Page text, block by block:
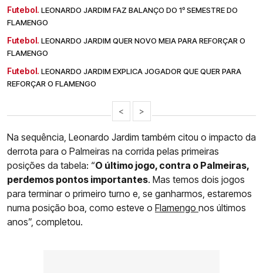
Futebol. LEONARDO JARDIM FAZ BALANÇO DO 1º SEMESTRE DO
FLAMENGO
Futebol. LEONARDO JARDIM QUER NOVO MEIA PARA REFORÇAR O
FLAMENGO
Futebol. LEONARDO JARDIM EXPLICA JOGADOR QUE QUER PARA
REFORÇAR O FLAMENGO
< >
Na sequência, Leonardo Jardim também citou o impacto da
derrota para o Palmeiras na corrida pelas primeiras
posições da tabela: “O último jogo, contra o Palmeiras,
perdemos pontos importantes. Mas temos dois jogos
para terminar o primeiro turno e, se ganharmos, estaremos
numa posição boa, como esteve o Flamengo nos últimos
anos”, completou.